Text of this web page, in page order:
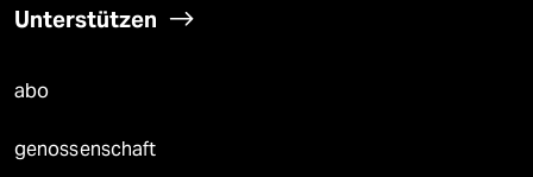
Unterstützen
abo
genossenschaft